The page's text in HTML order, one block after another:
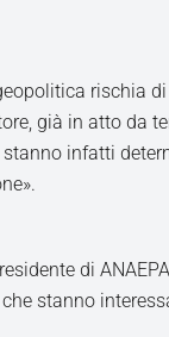
rischia
già in atto da
stanno infatti
di
stanno